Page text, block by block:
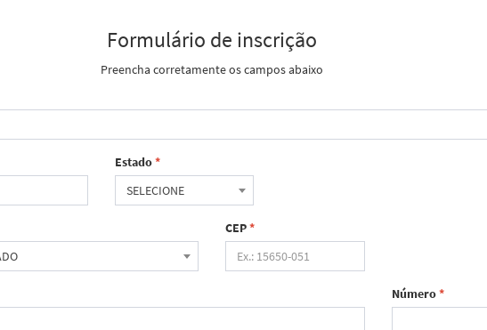
Formulário de inscrição
Preencha corretamente os campos abaixo
Estado*
SELECIONE
CEP*
Número*